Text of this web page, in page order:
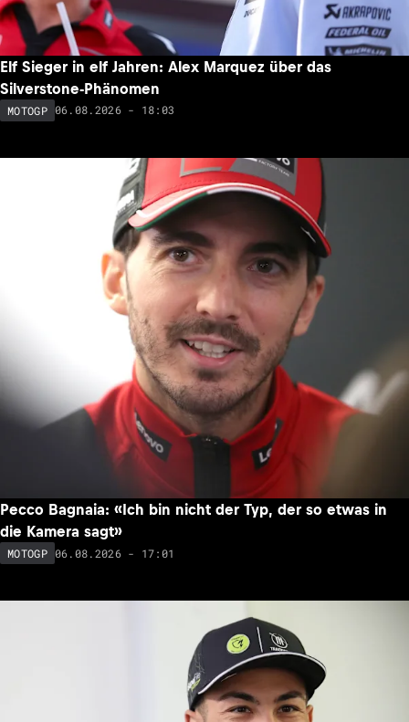
Elf Sieger in elf Jahren: Alex Marquez über das
Silverstone-Phänomen
MOTOGP 06.08.2026 - 18:03
Pecco Bagnaia: «Ich bin nicht der Typ, der so etwas in
die Kamera sagt»
MOTOGP 06.08.2026 - 17:01